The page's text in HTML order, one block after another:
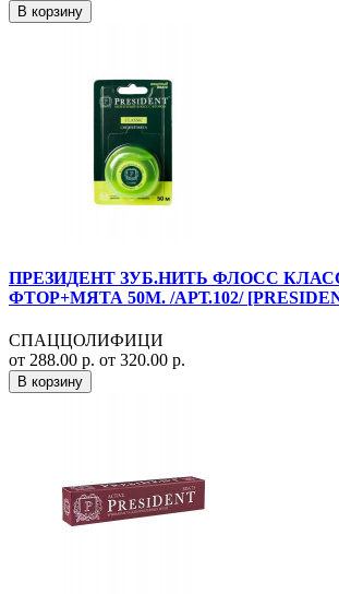
В корзину
ПРЕЗИДЕНТ ЗУБ.НИТЬ ФЛОСС
ФТОР+МЯТА 50М. /АРТ.102/
СПАЦЦОЛИФИЦИ
от 288.00 р. от 320.00 р.
В корзину